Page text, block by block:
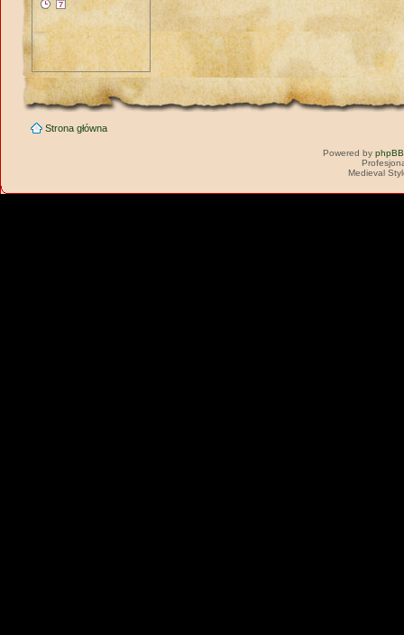
Strona główna
Powered by phpBB
Medieval